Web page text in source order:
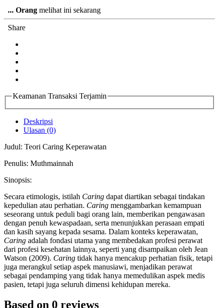
... Orang melihat ini sekarang
Share
Keamanan Transaksi Terjamin
Deskripsi
Ulasan (0)
Judul: Teori Caring Keperawatan
Penulis: Muthmainnah
Sinopsis:
Secara etimologis, istilah Caring dapat diartikan sebagai tindakan
kepedulian atau perhatian. Caring menggambarkan kemampuan
seseorang untuk peduli bagi orang lain, memberikan pengawasan
dengan penuh kewaspadaan, serta menunjukkan perasaan empati
dan kasih sayang kepada sesama. Dalam konteks keperawatan,
Caring adalah fondasi utama yang membedakan profesi perawat
dari profesi kesehatan lainnya, seperti yang disampaikan oleh Jean
Watson (2009). Caring tidak hanya mencakup perhatian fisik, tetapi
juga merangkul setiap aspek manusiawi, menjadikan perawat
sebagai pendamping yang tidak hanya memedulikan aspek medis
pasien, tetapi juga seluruh dimensi kehidupan mereka.
Based on 0 reviews